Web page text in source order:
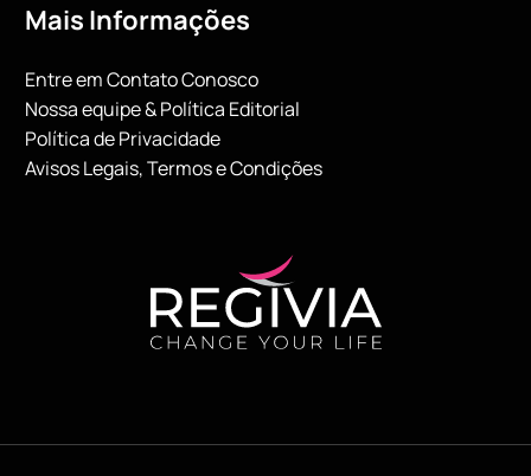
Mais Informações
Entre em Contato Conosco
Nossa equipe & Política Editorial
Política de Privacidade
Avisos Legais, Termos e Condições